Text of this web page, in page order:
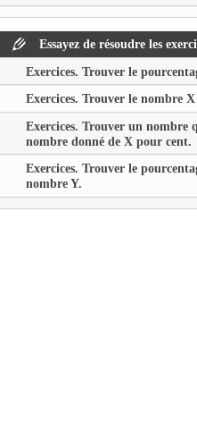
Essayez de résoudre les
Exercices. Trouver le
Exercices. Trouver le nombre X
Exercices. Trouver un nombre
nombre donné de Xpour cent.
Exercices. Trouver le
nombreY.